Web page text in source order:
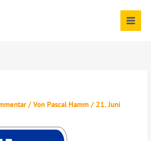
/ VonPascal Hamm/ 21. Juni